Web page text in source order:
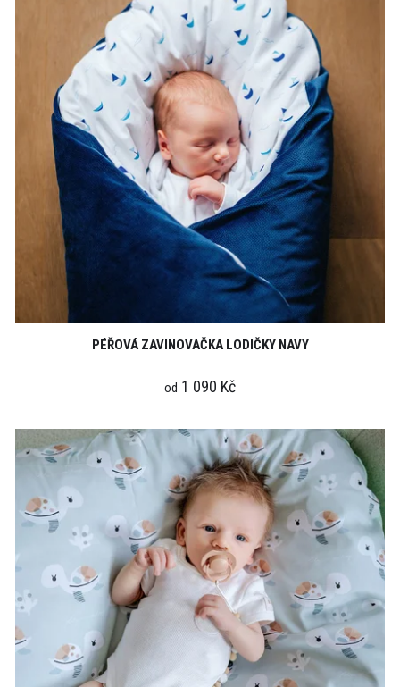
PÉŘOVÁ ZAVINOVAČKA LODIČKY NAVY
od 1 090 Kč